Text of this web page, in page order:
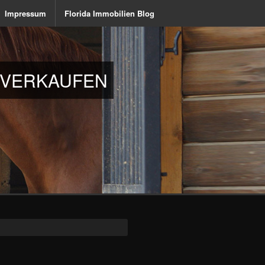
BONITA SPRINGS HÄUSER & WOHNUNGEN
Impressum Florida Immobilien Blog